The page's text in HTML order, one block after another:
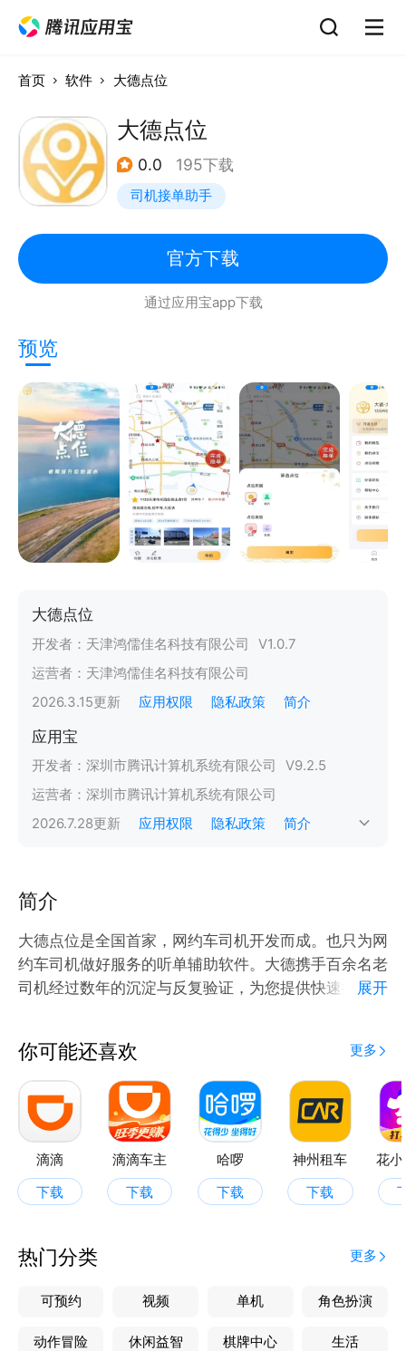
首页 软件 大德点位
大德点位
0.0 195下载
司机接单助手
官方下载
通过应用宝app下载
预览
大德点位
开发者： 天津鸿儒佳名科技有限公司 V1.0.7
运营者： 天津鸿儒佳名科技有限公司
2026.3.15更新 应用权限 隐私政策 简介
应用宝
开发者： 深圳市腾讯计算机系统有限公司 V9.2.5
运营者： 深圳市腾讯计算机系统有限公司
2026.7.28更新 应用权限 隐私政策 简介
简介
大德点位是全国首家，网约车司机开发而成。也只为网
约车司机做好服务的听单辅助软件。大德携手百余名老
司机经过数年的沉淀与反复验证，为您提供快速接单，
展开
你可能还喜欢 更多
滴滴
下载
滴滴车主
下载
哈啰
下载
神州租车
下载
花
热门分类 更多
可预约 视频 单机 角色扮演
动作冒险 休闲益智 棋牌中心 生活